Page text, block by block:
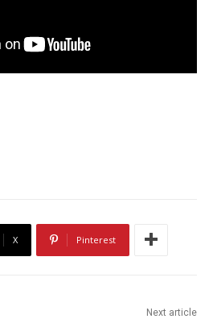
X Pinterest
Next article